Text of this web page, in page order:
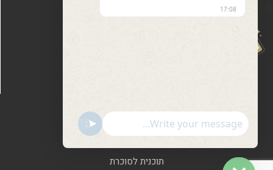
מחכה לך הנחה
של 20%
מוצרים
תוכנית לסוכרת
17:08
Show Emojis
undefined